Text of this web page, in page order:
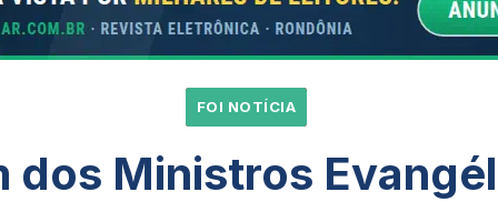
FOI NOTÍCIA
dos Ministros